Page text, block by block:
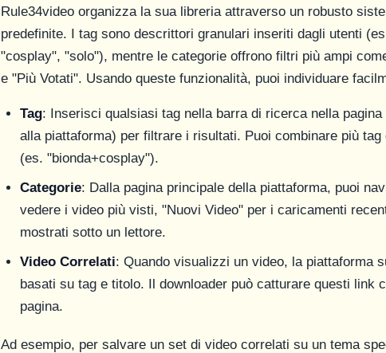
Rule34video organizza la sua libreria attraverso un robusto
predefinite. I tag sono descrittori granulari inseriti dagli utenti
"cosplay", "solo"), mentre le categorie offrono filtri più ampi
e "Più Votati". Usando queste funzionalità, puoi individuare
Tag: Inserisci qualsiasi tag nella barra di ricerca nella
alla piattaforma) per filtrare i risultati. Puoi combinare più
(es. "bionda+cosplay").
Categorie: Dalla pagina principale della piattaforma, puoi
vedere i video più visti, "Nuovi Video" per i caricamenti
mostrati sotto un lettore.
Video Correlati: Quando visualizzi un video, la piattaforma
basati su tag e titolo. Il downloader può catturare questi link
pagina.
Ad esempio, per salvare un set di video correlati su un tema